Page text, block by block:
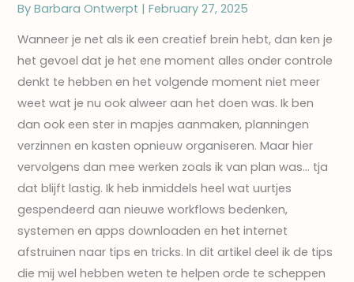
ByBarbara Ontwerpt |February 27, 2025
Wanneer je net als ik een creatief brein hebt, dan ken je
het gevoel dat je het ene moment alles onder controle
denkt te hebben en het volgende moment niet meer
weet wat je nu ook alweer aan het doen was. Ik ben
dan ook een ster in mapjes aanmaken, planningen
verzinnen en kasten opnieuw organiseren. Maar hier
vervolgens dan mee werken zoals ik van plan was… tja
dat blijft lastig. Ik heb inmiddels heel wat uurtjes
gespendeerd aan nieuwe workflows bedenken,
systemen en apps downloaden en het internet
afstruinen naar tips en tricks. In dit artikel deel ik de tips
die mij wel hebben weten te helpen orde te scheppen